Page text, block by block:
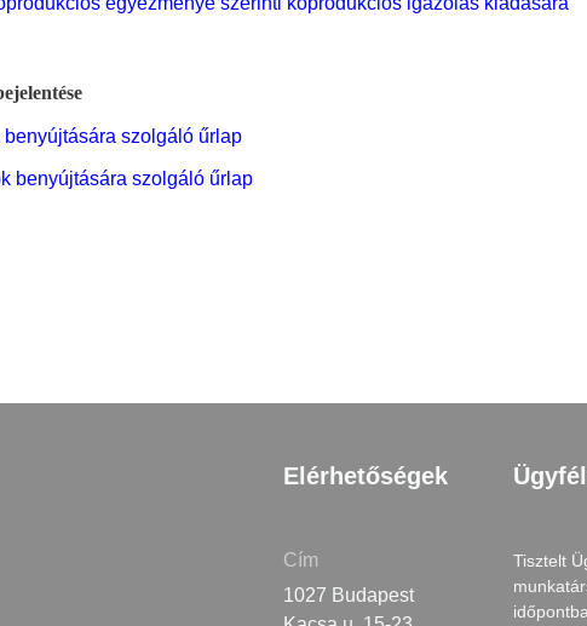
szolgáló űrlap
benyújtására szolgáló űrlap
Elérhetőségek
Cím
1027 Budapest
Tisztelt